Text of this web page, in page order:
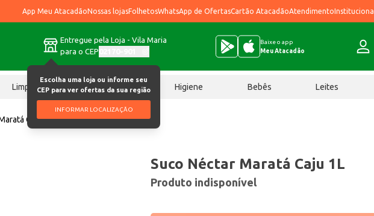
App Meu AtacadãoNossas lojasFolhetosWhatsApp de OfertasCartão AtacadãoAtendimentoInstitucional
Entregue pela Loja - Vila Maria
para o CEP
Escolha uma loja ou informe seu
CEP para ver ofertas da sua região
INFORMAR LOCALIZAÇÃO
Baixe o app
Meu Atacadão
Limpeza Chocolates Higiene Bebês Leites
Caju 1L
Suco Néctar Maratá Caju 1L
Produto indisponível